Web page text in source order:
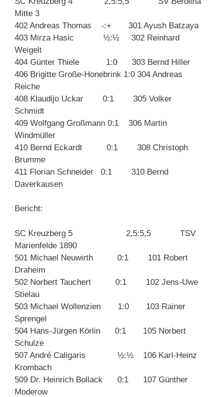
Mitte 3
402 Andreas Thomas -:+ 301 Ayush Batzaya
403 Mirza Hasic ½:½ 302 Reinhard
Weigelt
404 Günter Thiele 1:0 303 Bernd Hiller
406 Brigitte Große-Honebrink 1:0 304 Andreas
Reiche
408 Klaudijo Uckar 0:1 305 Volker
Schmidt
409 Wolfgang Großmann 0:1 306 Martin
Windmüller
410 Bernd Eckardt 0:1 308 Christoph
Brumme
411 Florian Schneider 0:1 310 Bernd
Daverkausen
Bericht:
SC Kreuzberg 5 2,5:5,5 TSV
Marienfelde 1890
501 Michael Neuwirth 0:1 101 Robert
Draheim
502 Norbert Tauchert 0:1 102 Jens-Uwe
Stielau
503 Michael Wollenzien 1:0 103 Rainer
Sprengel
504 Hans-Jürgen Körlin 0:1 105 Norbert
Schulze
507 André Caligaris ½:½ 106 Karl-Heinz
Krombach
509 Dr. Heinrich Bollack 0:1 107 Günther
Moderow